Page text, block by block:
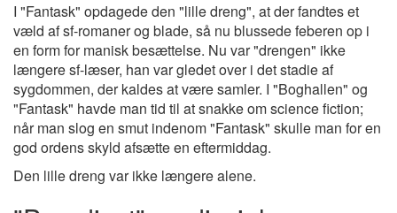
I "Fantask" opdagede den "lille dreng", at der fandtes et
væld af sf-romaner og blade, så nu blussede feberen op i
en form for manisk besættelse. Nu var "drengen" ikke
længere sf-læser, han var gledet over i det stadie af
sygdommen, der kaldes at være samler. I "Boghallen" og
"Fantask" havde man tid til at snakke om science fiction;
når man slog en smut indenom "Fantask" skulle man for en
god ordens skyld afsætte en eftermiddag.
Den lille dreng var ikke længere alene.